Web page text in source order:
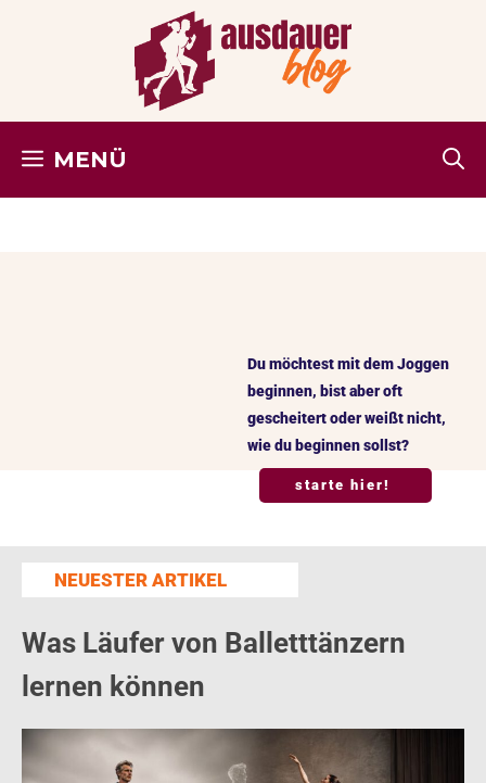
MENÜ
Du möchtest mit dem Joggen
beginnen, bist aber oft
gescheitert oderweißt nicht,
wie du beginnen sollst?
starte hier!
NEUESTER ARTIKEL
Was Läufer von Balletttänzern
lernen können